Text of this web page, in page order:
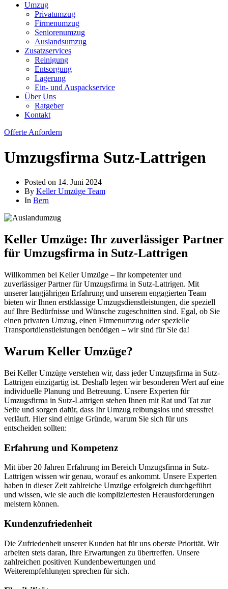
Umzug
Privatumzug
Firmenumzug
Seniorenumzug
Auslandsumzug
Zusatzservices
Reinigung
Entsorgung
Lagerung
Ein- und Auspackservice
Über Uns
Ratgeber
Kontakt
Offerte Anfordern
Umzugsfirma Sutz-Lattrigen
Posted on 14. Juni 2024
By Keller Umzüge Team
In Bern
Keller Umzüge: Ihr zuverlässiger Partner
für Umzugsfirma in Sutz-Lattrigen
Willkommen bei Keller Umzüge – Ihr kompetenter und
zuverlässiger Partner für Umzugsfirma in Sutz-Lattrigen. Mit
unserer langjährigen Erfahrung und unserem engagierten Team
bieten wir Ihnen erstklassige Umzugsdienstleistungen, die speziell
auf Ihre Bedürfnisse und Wünsche zugeschnitten sind. Egal, ob Sie
einen privaten Umzug, einen Firmenumzug oder spezielle
Transportdienstleistungen benötigen – wir sind für Sie da!
Warum Keller Umzüge?
Bei Keller Umzüge verstehen wir, dass jeder Umzugsfirma in Sutz-
Lattrigen einzigartig ist. Deshalb legen wir besonderen Wert auf eine
individuelle Planung und Betreuung. Unsere Experten für
Umzugsfirma in Sutz-Lattrigen stehen Ihnen mit Rat und Tat zur
Seite und sorgen dafür, dass Ihr Umzug reibungslos und stressfrei
verläuft. Hier sind einige Gründe, warum Sie sich für uns
entscheiden sollten:
Erfahrung und Kompetenz
Mit über 20 Jahren Erfahrung im Bereich Umzugsfirma in Sutz-
Lattrigen wissen wir genau, worauf es ankommt. Unsere Experten
haben in dieser Zeit zahlreiche Umzüge erfolgreich durchgeführt
und wissen, wie sie auch die kompliziertesten Herausforderungen
meistern können.
Kundenzufriedenheit
Die Zufriedenheit unserer Kunden hat für uns oberste Priorität. Wir
arbeiten stets daran, Ihre Erwartungen zu übertreffen. Unsere
zahlreichen positiven Kundenbewertungen und
Weiterempfehlungen sprechen für sich.